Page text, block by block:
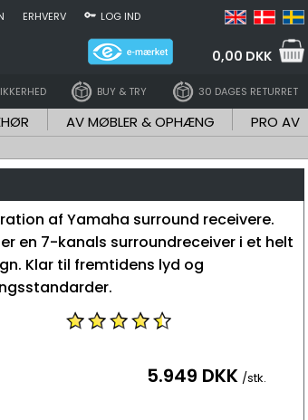
ERHVERV LOG IND
0,00 DKK
BUY & TRY 30 DAGES RETURRET
AV MØBLER & OPHÆNG PRO AV
af Yamaha surround receivere.
er en 7-kanals surroundreceiver i et helt
Klar til fremtidens lyd og
5.949 DKK /stk.